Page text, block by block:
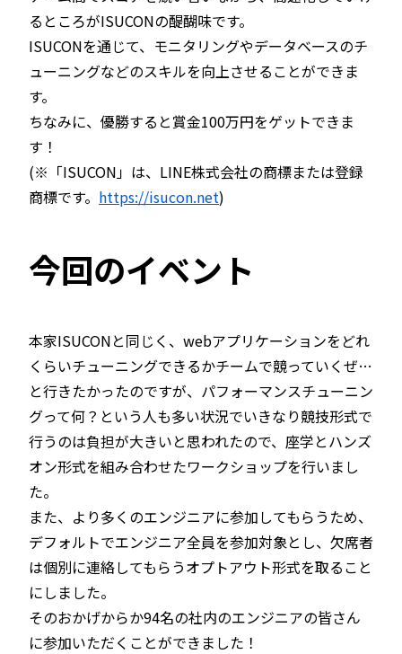
るところがISUCONの醍醐味です。
ISUCONを通じて、モニタリングやデータベースのチ
ューニングなどのスキルを向上させることができま
す。
ちなみに、優勝すると賞金100万円をゲットできま
す！
(※「ISUCON」は、LINE株式会社の商標または登録
商標です。 https://isucon.net)
今回のイベント
本家ISUCONと同じく、webアプリケーションをどれ
くらいチューニングできるかチームで競っていくぜ…
と行きたかったのですが、パフォーマンスチューニン
グって何？という人も多い状況でいきなり競技形式で
行うのは負担が大きいと思われたので、座学とハンズ
オン形式を組み合わせたワークショップを行いまし
た。
また、より多くのエンジニアに参加してもらうため、
デフォルトでエンジニア全員を参加対象とし、欠席者
は個別に連絡してもらうオプトアウト形式を取ること
にしました。
そのおかげからか94名の社内のエンジニアの皆さん
に参加いただくことができました！